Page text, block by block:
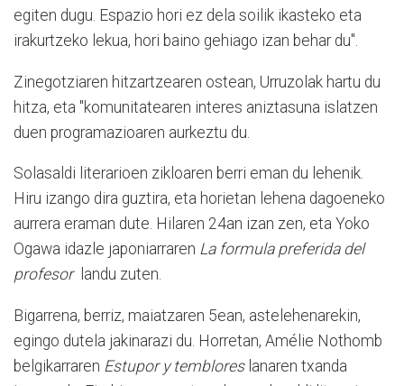
egiten dugu. Espazio hori ez dela soilik ikasteko eta
irakurtzeko lekua, hori baino gehiago izan behar du".
Zinegotziaren hitzartzearen ostean, Urruzolak hartu du
hitza, eta "komunitatearen interes aniztasuna islatzen
duen programazioaren aurkeztu du.
Solasaldi literarioen zikloaren berri eman du lehenik.
Hiru izango dira guztira, eta horietan lehena dagoeneko
aurrera eraman dute. Hilaren 24an izan zen, eta Yoko
Ogawa idazle japoniarraren La formula preferida del
profesorlandu zuten.
Bigarrena, berriz, maiatzaren 5ean, astelehenarekin,
egingo dutela jakinarazi du. Horretan, Amélie Nothomb
belgikarraren Estupor y temblores lanaren txanda